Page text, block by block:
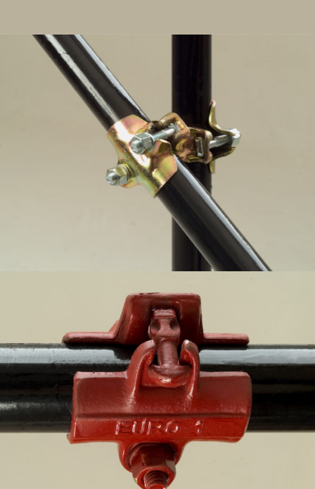
Abrazadera simple – Andamio de tubos y
abrazaderas – Mario Orlando, Faem1
Abrazadera ortogonal – Andamio de tubos y
abrazaderas – Mario Orlando, Faem1